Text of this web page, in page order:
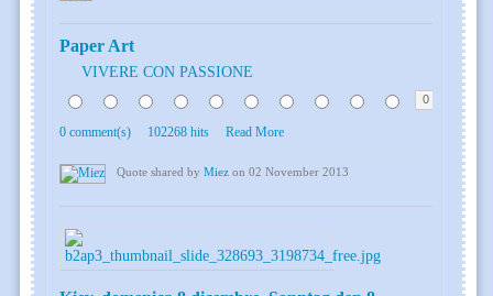
Paper Art
VIVERE CON PASSIONE
0
0 comment(s) 102268 hits Read More
Quote shared by Miez on 02 November 2013